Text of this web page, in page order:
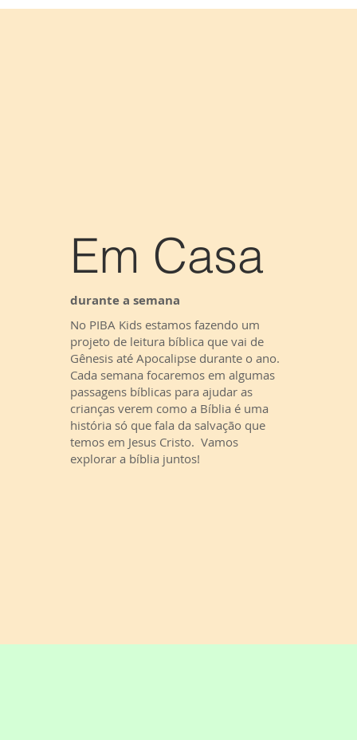
durante a semana
Em Casa
No PIBA Kids estamos fazendo um
projeto de leitura bíblica que vai de
Gênesis até Apocalipse durante o ano.
Cada semana focaremos em algumas
passagens bíblicas para ajudar as
crianças verem como a Bíblia é uma
história só que fala da salvação que
temos em Jesus Cristo. Vamos
explorar a bíblia juntos!